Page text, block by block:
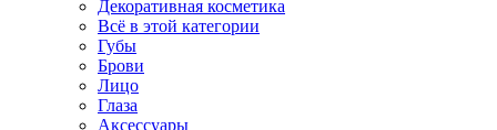
Декоративная косметика
Всё в этой категории
Губы
Брови
Лицо
Глаза
Аксессуары